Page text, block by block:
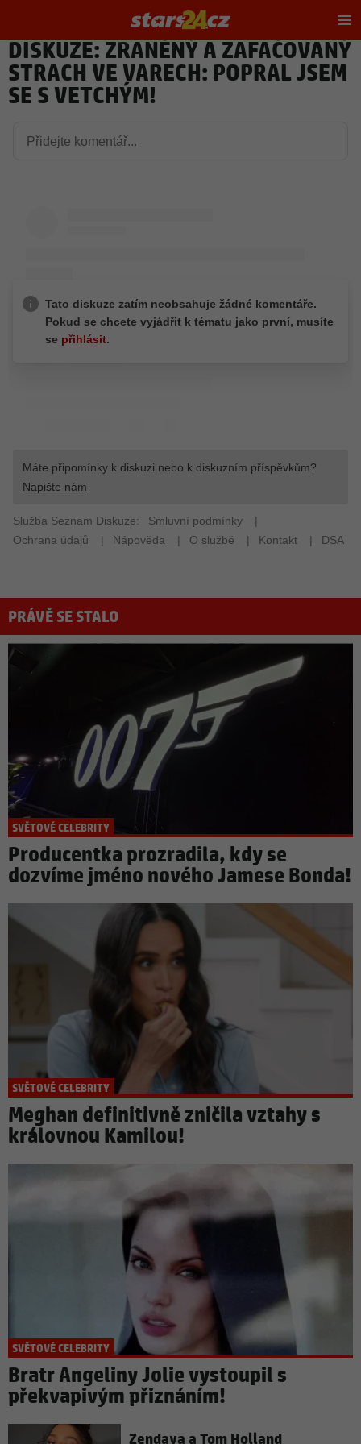
DISKUZE: ZRANĚNÝ A ZAFAČOVANÝ
STRACH VE VARECH: POPRAL JSEM
SE S VETCHÝM!
PRÁVĚ SE STALO
SVĚTOVÉ CELEBRITY
Producentka prozradila, kdy se
dozvíme jméno nového Jamese Bonda!
SVĚTOVÉ CELEBRITY
Meghan definitivně zničila vztahy s
královnou Kamilou!
SVĚTOVÉ CELEBRITY
Bratr Angeliny Jolie vystoupil s
překvapivým přiznáním!
Zendaya a Tom Holland